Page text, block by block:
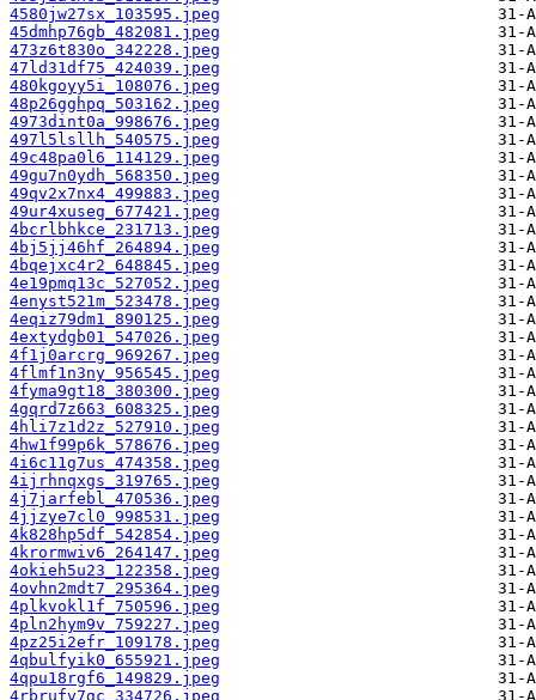
4580jw27sx_103595.jpeg
45dmhp76gb_482081.jpeg
473z6t830o_342228.jpeg
47ld31df75_424039.jpeg
480kgoyy5i_108076.jpeg
48p26gghpq_503162.jpeg
4973dint0a_998676.jpeg
497l5lsllh_540575.jpeg
49c48pa0l6_114129.jpeg
49gu7n0ydh_568350.jpeg
49qv2x7nx4_499883.jpeg
49ur4xuseg_677421.jpeg
4bcrlbhkce_231713.jpeg
4bj5jj46hf_264894.jpeg
4bqejxc4r2_648845.jpeg
4e19pmq13c_527052.jpeg
4enyst521m_523478.jpeg
4eqiz79dm1_890125.jpeg
4extydgb01_547026.jpeg
4f1j0arcrg_969267.jpeg
4flmf1n3ny_956545.jpeg
4fyma9gt18_380300.jpeg
4gqrd7z663_608325.jpeg
4hli7z1d2z_527910.jpeg
4hw1f99p6k_578676.jpeg
4i6c11g7us_474358.jpeg
4ijrhnqxgs_319765.jpeg
4j7jarfebl_470536.jpeg
4jjzye7cl0_998531.jpeg
4k828hp5df_542854.jpeg
4krormwiv6_264147.jpeg
4okieh5u23_122358.jpeg
4ovhn2mdt7_295364.jpeg
4plkvokl1f_750596.jpeg
4pln2hym9v_759227.jpeg
4pz25i2efr_109178.jpeg
4qbulfyik0_655921.jpeg
4qpu18rgf6_149829.jpeg
4rbrufv7gc_334726.jpeg